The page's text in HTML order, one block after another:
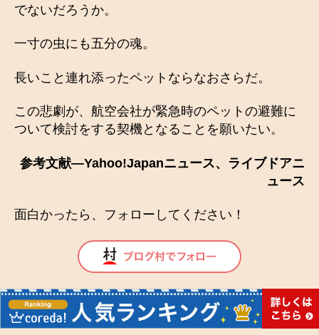
でないだろうか。
一寸の虫にも五分の魂。
長いこと連れ添ったペットならなおさらだ。
この悲劇が、航空会社が緊急時のペットの避難に
ついて検討をする契機となることを願いたい。
参考文献―Yahoo!Japanニュース、ライブドアニ
ュース
面白かったら、フォローしてください！